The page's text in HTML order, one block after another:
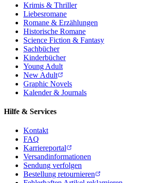
Krimis & Thriller
Liebesromane
Romane & Erzählungen
Historische Romane
Science Fiction & Fantasy
Sachbücher
Kinderbücher
Young Adult
New Adult
Graphic Novels
Kalender & Journals
Hilfe & Services
Kontakt
FAQ
Karriereportal
Versandinformationen
Sendung verfolgen
Bestellung retournieren